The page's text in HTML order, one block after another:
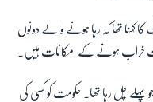
تھا کہ رہا ہونے والے دونوں
خراب ہونے کے امکانات ہیں۔
چل رہا تھا۔ حکومت کو کسی کی